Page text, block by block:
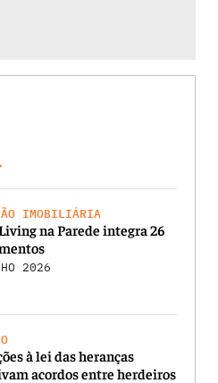
IMOBILIÁRIA
na Parede integra 26
2026
à lei das heranças
acordos entre herdeiros